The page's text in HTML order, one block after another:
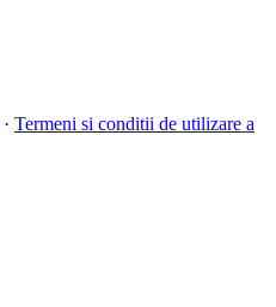
· Termeni si conditii de utilizare a